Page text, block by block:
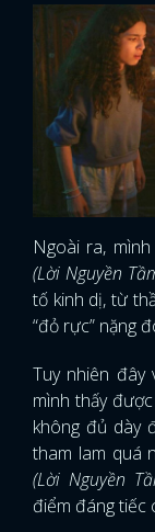
Ngoài ra,
(Lời Nguyền
tố kinh dị, từ
“đỏ rực” nặng
Tuy nhiên
mình thấy
không đủ dày
tham lam quá
(Lời Nguyền
điểm đáng tiếc